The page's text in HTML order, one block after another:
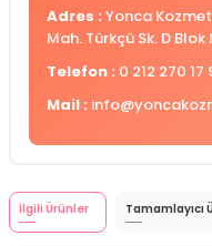
Adres : Yonca
Mah. Türkçü Sk. D Blok
Telefon : 0 212 270 17
Mail :
İlgili Ürünler Tamamlayıcı